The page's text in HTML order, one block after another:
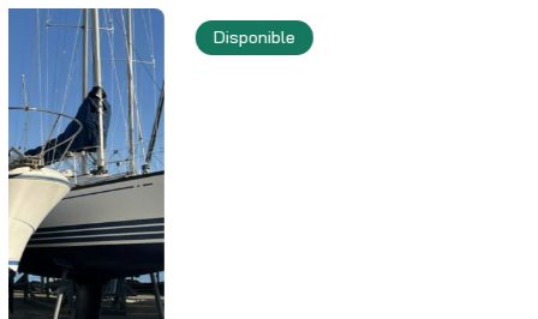
Disponible